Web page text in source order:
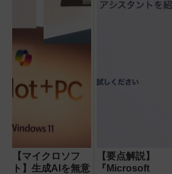
【マイクロソフ
ト】生成AIを無意
【要点解説】
『Microsoft